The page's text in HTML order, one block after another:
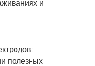
и
полезных